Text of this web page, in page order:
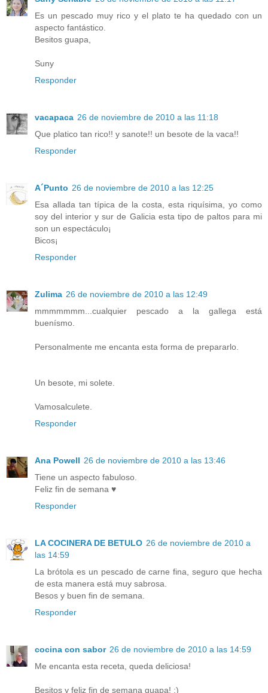
Es un pescado muy rico y el plato te ha quedado con un
aspecto fantástico.
Besitos guapa,
Suny
Responder
vacapaca 26 de noviembre de 2010 a las 11:18
Que platico tan rico!! y sanote!! un besote de la vaca!!
Responder
A´Punto 26 de noviembre de 2010 a las 12:25
Esa allada tan típica de la costa, esta riquísima, yo como
soy del interior y sur de Galicia esta tipo de paltos para mi
son un espectáculo¡
Bicos¡
Responder
Zulima 26 de noviembre de 2010 a las 12:49
mmmmmmm...cualquier pescado a la gallega está
buenísmo.
Personalmente me encanta esta forma de prepararlo.
Un besote, mi solete.
Vamosalculete.
Responder
Ana Powell 26 de noviembre de 2010 a las 13:46
Tiene un aspecto fabuloso.
Feliz fin de semana ♥
Responder
LA COCINERA DE BETULO 26 de noviembre de 2010 a
las 14:59
La brótola es un pescado de carne fina, seguro que hecha
de esta manera está muy sabrosa.
Besos y buen fin de semana.
Responder
cocina con sabor 26 de noviembre de 2010 a las 14:59
Me encanta esta receta, queda deliciosa!
Besitos y feliz fin de semana guapa! :)